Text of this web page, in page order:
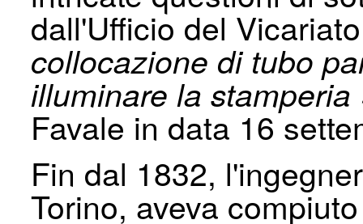
dall'Ufficio del
collocazione di tubo
illuminare la stamperia
Favale in data 16
Fin dal 1832,
Torino, aveva